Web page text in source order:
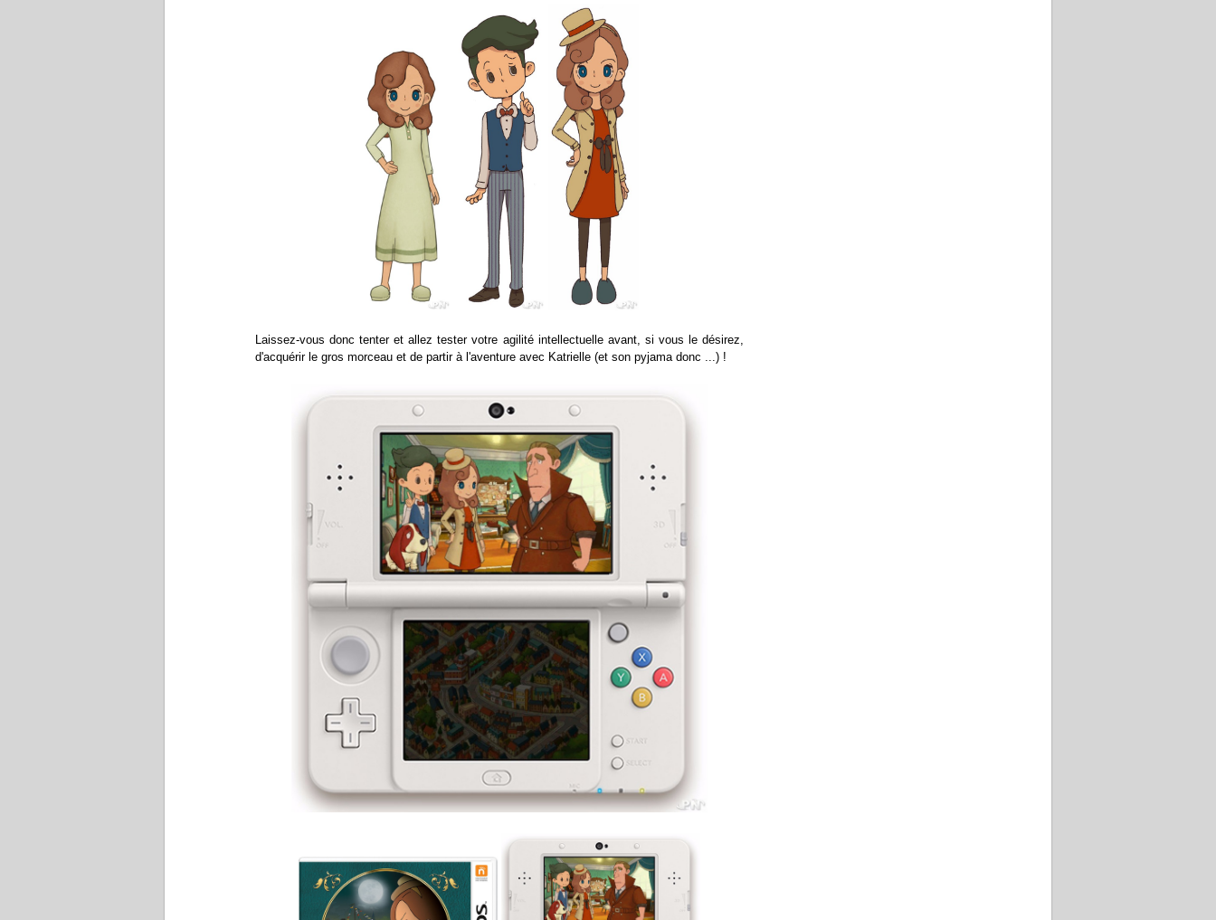
Laissez-vous donc tenter et allez tester votre agilité intellectuelle avant, si vous le désirez,
d'acquérir le gros morceau et de partir à l'aventure avec Katrielle (et son pyjama donc ...) !